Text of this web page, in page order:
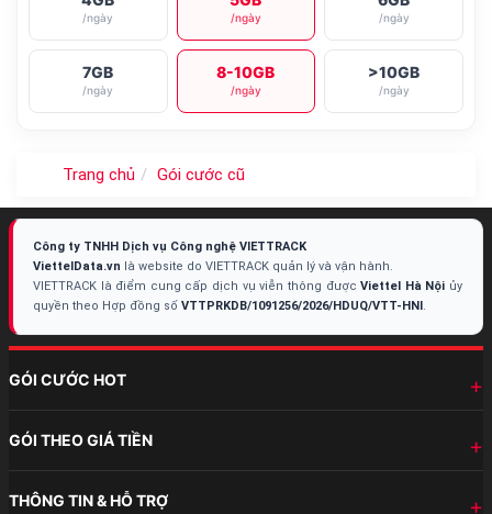
/ngày /ngày /ngày
7GB
/ngày
8-10GB
/ngày
>10GB
/ngày
Trang chủ Gói cước cũ
Công ty TNHH Dịch vụ Công nghệ VIETTRACK
ViettelData.vn là website do VIETTRACK quản lý và vận hành.
VIETTRACK là điểm cung cấp dịch vụ viễn thông đượcViettel Hà Nội ủy
quyền theo Hợp đồng số VTTPRKDB/1091256/2026/HDUQ/VTT-HNI.
GÓI CƯỚC HOT
GÓI THEO GIÁ TIỀN
THÔNG TIN & HỖ TRỢ